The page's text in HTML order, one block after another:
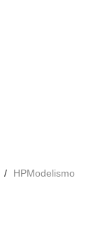
HPModelismo